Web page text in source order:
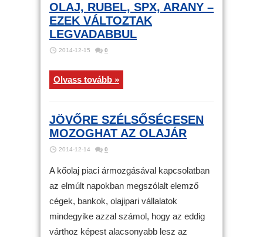
OLAJ, RUBEL, SPX, ARANY –
EZEK VÁLTOZTAK
LEGVADABBUL
2014-12-15 0
Olvass tovább »
JÖVŐRE SZÉLSŐSÉGESEN
MOZOGHAT AZ OLAJÁR
2014-12-14 0
A kőolaj piaci ármozgásával kapcsolatban
az elmúlt napokban megszólalt elemző
cégek, bankok, olajipari vállalatok
mindegyike azzal számol, hogy az eddig
várthoz képest alacsonyabb lesz az